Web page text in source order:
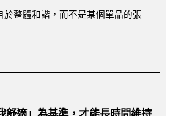
於整體和諧，而不是某個單品的張
舒適」為基準，才能長時間維持